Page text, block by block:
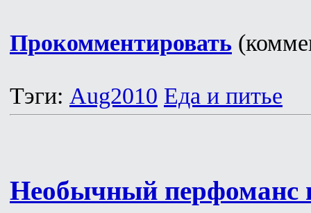
Прокомментировать
Тэги: Aug2010 Еда и питье
Необычный перфоманс